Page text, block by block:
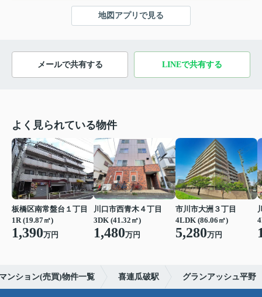
地図アプリで見る
メールで共有する LINEで共有する
よく見られている物件
板橋区南常盤台１丁目
1R (19.87㎡)
1,390万円
川口市西青木４丁目
3DK (41.32㎡)
1,480万円
市川市大洲３丁目
4LDK (86.06㎡)
5,280万円
ンション(売買)物件一覧 喜連瓜破駅 グランアッシュ平野